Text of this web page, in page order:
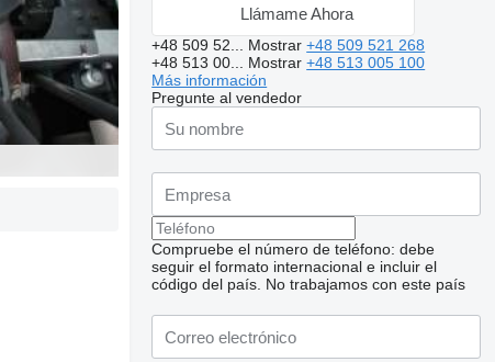
Llámame Ahora
+48 509 52... Mostrar+48 509 521 268
+48 513 00... Mostrar+48 513 005 100
Más información
Pregunte al vendedor
Compruebe el número de teléfono: debe
seguir el formato internacional e incluir el
código del país. No trabajamos con este país